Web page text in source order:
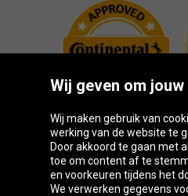
Oponeo-groep
Wij geven om
Wij maken gebruik van
werking van de website te
Door akkoord te gaan met
toe om content af te
en voorkeuren tijdens het
We verwerken gegevens